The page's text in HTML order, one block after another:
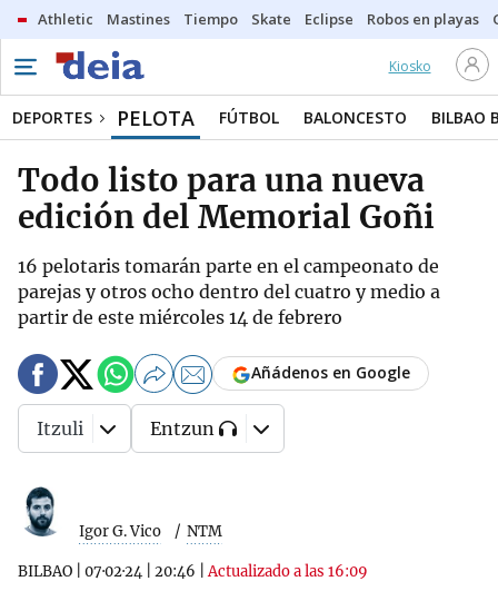
Athletic Mastines Tiempo Skate Eclipse Robos en playas
Kiosko
DEPORTES PELOTA FÚTBOL BALONCESTO BILBAO
Todo listo para una nueva
edición del Memorial Goñi
16 pelotaris tomarán parte en el campeonato de
parejas y otros ocho dentro del cuatro y medio a
partir de este miércoles 14 de febrero
Igor G. Vico NTM
BILBAO 07·02·24 20:46 |Actualizado a las 16:09
Añádenos en Google
Itzuli Entzun